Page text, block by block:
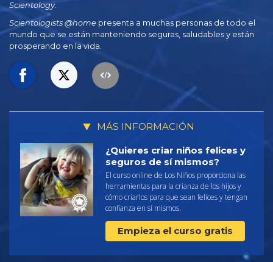
Scientology.
Scientologists @home presenta a muchas personas de todo el
mundo que se están manteniendo seguras, saludables y están
prosperando en la vida.
MÁS INFORMACIÓN
¿Quieres criar niños felices y
seguros de sí mismos?
El curso online de Los Niños proporciona las
herramientas para la crianza de los hijos y
cómo criarlos para que sean felices y tengan
confianza en sí mismos.
Empieza el curso gratis